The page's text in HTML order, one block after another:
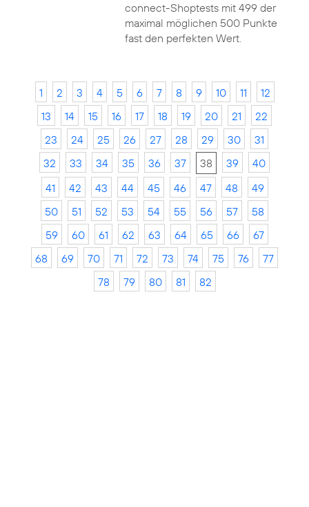
connect-Shoptests mit 499 der
maximal möglichen 500 Punkte
fast den perfekten Wert.
1 2 3 4 5 6 7 8 9 10 11
12
13
14 15 16 17 18 19 20 21
22
23
24 25 26 27 28 29 30
31
32
33 34 35 36 37 38 39
40
41
42 43 44 45 46 47 48
49
50
51 52 53 54 55 56 57
58
59
60 61 62 63 64 65 66
67
68
69 70 71 72 73 74 75 76
77
78
79 80 81 82